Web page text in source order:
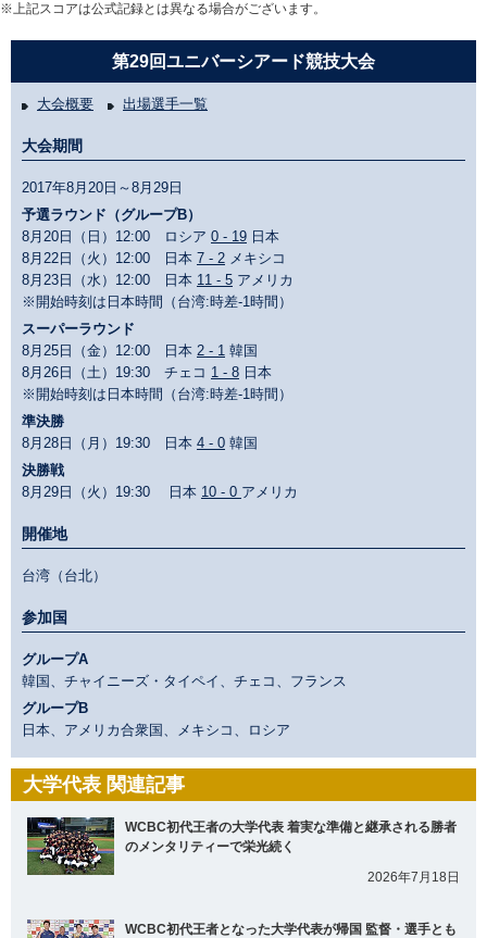
※上記スコアは公式記録とは異なる場合がございます。
第29回ユニバーシアード競技大会
大会概要 出場選手一覧
大会期間
2017年8月20日～8月29日
予選ラウンド（グループB）
8月20日（日）12:00 ロシア 0 - 19 日本
8月22日（火）12:00 日本 7 - 2 メキシコ
8月23日（水）12:00 日本 11 - 5 アメリカ
※開始時刻は日本時間（台湾:時差-1時間）
スーパーラウンド
8月25日（金）12:00 日本 2 - 1 韓国
8月26日（土）19:30 チェコ 1 - 8 日本
※開始時刻は日本時間（台湾:時差-1時間）
準決勝
8月28日（月）19:30 日本 4 - 0 韓国
決勝戦
8月29日（火）19:30 日本 10 - 0 アメリカ
開催地
台湾（台北）
参加国
グループA
韓国、チャイニーズ・タイペイ、チェコ、フランス
グループB
日本、アメリカ合衆国、メキシコ、ロシア
大学代表 関連記事
WCBC初代王者の大学代表 着実な準備と継承される勝者
のメンタリティーで栄光続く
2026年7月18日
WCBC初代王者となった大学代表が帰国 監督・選手とも